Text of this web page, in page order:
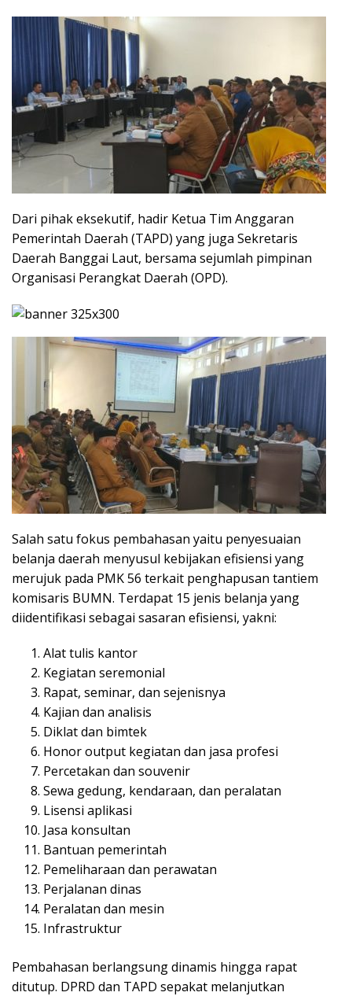
Dari pihak eksekutif, hadir Ketua Tim Anggaran
Pemerintah Daerah (TAPD) yang juga Sekretaris
Daerah Banggai Laut, bersama sejumlah pimpinan
Organisasi Perangkat Daerah (OPD).
Salah satu fokus pembahasan yaitu penyesuaian
belanja daerah menyusul kebijakan efisiensi yang
merujuk pada PMK 56 terkait penghapusan tantiem
komisaris BUMN. Terdapat 15 jenis belanja yang
diidentifikasi sebagai sasaran efisiensi, yakni:
Alat tulis kantor
Kegiatan seremonial
Rapat, seminar, dan sejenisnya
Kajian dan analisis
Diklat dan bimtek
Honor output kegiatan dan jasa profesi
Percetakan dan souvenir
Sewa gedung, kendaraan, dan peralatan
Lisensi aplikasi
Jasa konsultan
Bantuan pemerintah
Pemeliharaan dan perawatan
Perjalanan dinas
Peralatan dan mesin
Infrastruktur
Pembahasan berlangsung dinamis hingga rapat
ditutup. DPRD dan TAPD sepakat melanjutkan